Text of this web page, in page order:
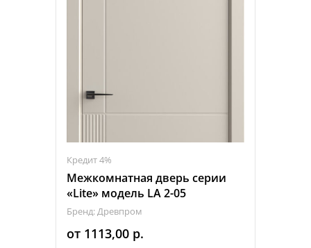
Кредит 4%
Межкомнатная дверь серии
«Lite» модель LA 2-05
Бренд: Древпром
от 1113,00 р.